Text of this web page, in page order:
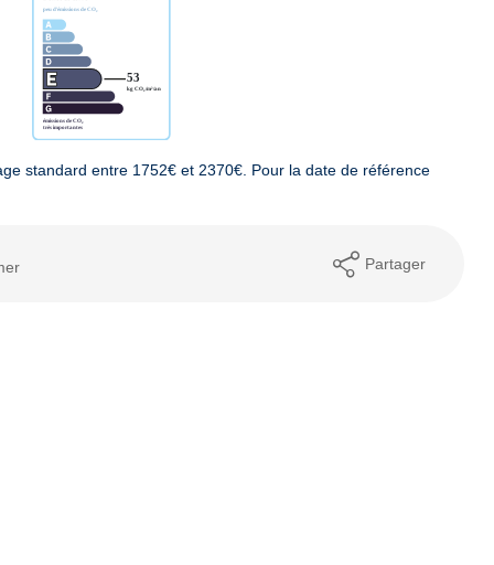
standard entre 1752€ et 2370€. Pour la date de référence
Partager